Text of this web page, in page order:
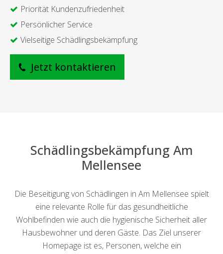
Priorität Kundenzufriedenheit
Persönlicher Service
Vielseitige Schädlingsbekämpfung
Jetzt kontaktieren
Schädlingsbekämpfung Am
Mellensee
Die Beseitigung von Schädlingen in Am Mellensee spielt
eine relevante Rolle für das gesundheitliche
Wohlbefinden wie auch die hygienische Sicherheit aller
Hausbewohner und deren Gäste. Das Ziel unserer
Homepage ist es, Personen, welche ein